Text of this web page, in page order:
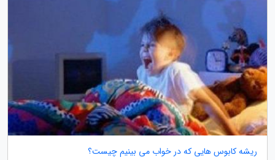
ریشه کابوس هایی که در خواب می بینیم چیست؟